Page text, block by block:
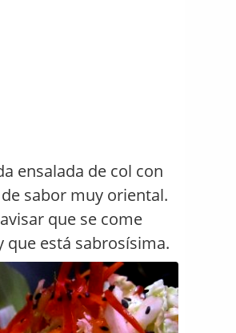
ensalada de col con
sabor muy oriental.
que se come
que está sabrosísima.